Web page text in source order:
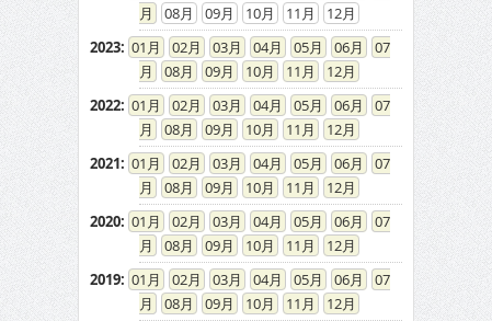
08
09 10 11
12
2023: 01 02 03 04 05 06
07
08
09 10 11
12
2022: 01 02 03 04 05 06
07
08
09 10 11
12
2021: 01 02 03 04 05 06
07
08
09 10 11
12
2020: 01 02 03 04 05 06
07
08
09 10 11
12
2019: 01 02 03 04 05 06
07
08
09 10 11
12